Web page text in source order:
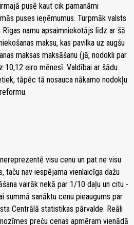
pusē kaut cik pamanāmi
puses ieņēmumus. Turpmāk valsts
namu apsaimniekotājs līdz ar šā
maksu, kas pavilka uz augšu
maksas maksāšanu (jā, nodokli par
10,12 eiro mēnesī. Valdībai ar šādu
tāpēc tā nosauca nākamo nodokļu
visu cenu un pat ne visu
taču nav iespējama vienlaicīga dažu
vairāk nekā par 1/10 daļu un citu -
summā sanāktu cenu pieaugums par
Centrālā statistikas pārvalde. Reāli
preču cenas apmēram vienādā